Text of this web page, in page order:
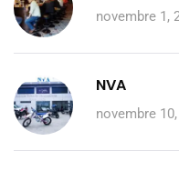
novembre 1,
NVA
novembre